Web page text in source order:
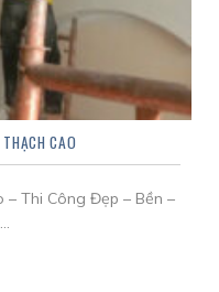
CAO
– Thi Công Đẹp – Bền –